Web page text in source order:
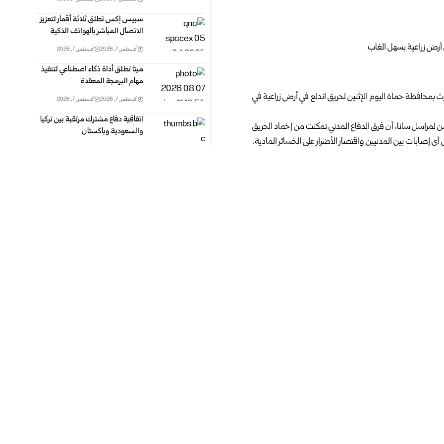
بمحافظةحماةاليوم الإثنين لحريق اندلع في أرض زراعية في
سانا، أن فرق الدفاع المدني تمكنت من إخماد الحريق
إصابات بين المدنيين واقتصار الأضرار على الخسائر المادية.
سبيس إكس تطلق ثلاثة أقمار لتعزيز
الاتصال المباشر بالهواتف الذكية
أغسطس 7, 2026 أغسطس 7, 2026
ميتا تطلق أداة ذكاء اصطناعي لتنفيذ
مهام البرمجة المعقدة
أغسطس 7, 2026 أغسطس 7, 2026
اتفاقية دفاع مشترك مرتقبة بين تركيا
والسعودية وباكستان